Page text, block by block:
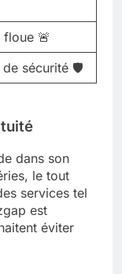
floue 🚨
de sécurité 🛡️
dans son
le tout
services tel
est
éviter